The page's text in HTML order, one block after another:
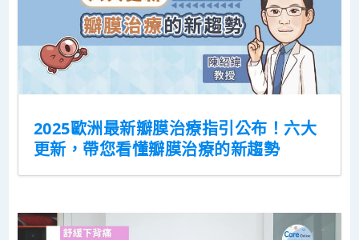
2025歐洲最新瓣膜治療指引公布！六大
更新，帶您看懂瓣膜治療的新趨勢